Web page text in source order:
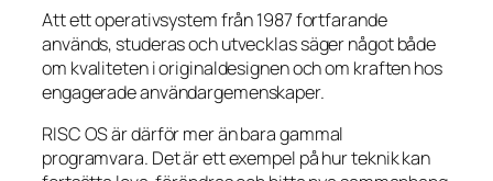
Att ett operativsystem från 1987 fortfarande
används, studeras och utvecklas säger något både
om kvaliteten i originaldesignen och om kraften hos
engagerade användargemenskaper.
RISC OS är därför mer än bara gammal
programvara. Det är ett exempel på hur teknik kan